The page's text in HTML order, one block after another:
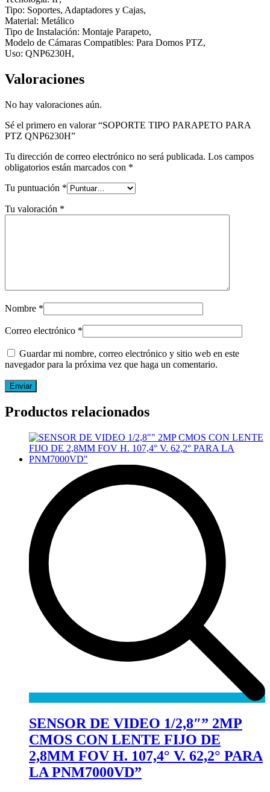
Tipo: Soportes, Adaptadores y Cajas,
Material: Metálico
Tipo de Instalación: Montaje Parapeto,
Modelo de Cámaras Compatibles: Para Domos PTZ,
Uso: QNP6230H,
Valoraciones
No hay valoraciones aún.
Sé el primero en valorar “SOPORTE TIPO PARAPETO PARA
PTZ QNP6230H”
Tu dirección de correo electrónico no será publicada. Los campos
obligatorios están marcados con *
Tu puntuación *
Tu valoración *
Nombre *
Correo electrónico *
Guardar mi nombre, correo electrónico y sitio web en este
navegador para la próxima vez que haga un comentario.
Productos relacionados
SENSOR DE VIDEO 1/2,8″” 2MP
CMOS CON LENTE FIJO DE
2,8MM FOV H. 107,4° V. 62,2° PARA
LA PNM7000VD”